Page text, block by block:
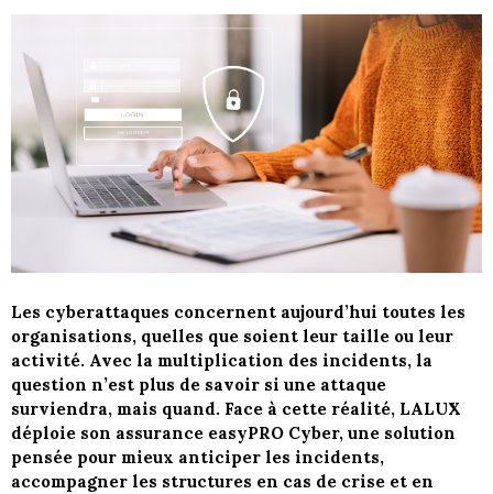
Les cyberattaques concernent aujourd’hui toutes les
organisations, quelles que soient leur taille ou leur
activité. Avec la multiplication des incidents, la
question n’est plus de savoir si une attaque
surviendra, mais quand. Face à cette réalité, LALUX
déploie son assurance easyPRO Cyber, une solution
pensée pour mieux anticiper les incidents,
accompagner les structures en cas de crise et en